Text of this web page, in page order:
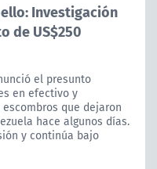
Investigación
de US$250
el presunto
en efectivo y
que dejaron
hace algunos días.
y continúa bajo